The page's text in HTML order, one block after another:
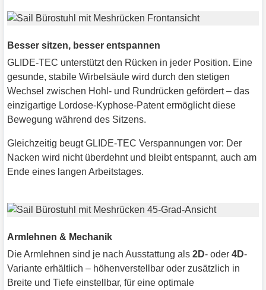
Besser sitzen, besser entspannen
GLIDE-TEC unterstützt den Rücken in jeder Position. Eine
gesunde, stabile Wirbelsäule wird durch den stetigen
Wechsel zwischen Hohl- und Rundrücken gefördert – das
einzigartige Lordose-Kyphose-Patent ermöglicht diese
Bewegung während des Sitzens.
Gleichzeitig beugt GLIDE-TEC Verspannungen vor: Der
Nacken wird nicht überdehnt und bleibt entspannt, auch am
Ende eines langen Arbeitstages.
Armlehnen & Mechanik
Die Armlehnen sind je nach Ausstattung als2D- oder4D-
Variante erhältlich – höhenverstellbar oder zusätzlich in
Breite und Tiefe einstellbar, für eine optimale